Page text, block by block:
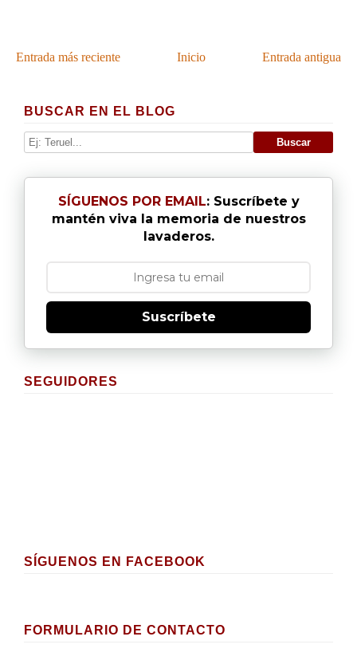
Entrada más reciente Entrada antigua
Inicio
BUSCAR EN EL BLOG
SÍGUENOS POR EMAIL: Suscríbete y
mantén viva la memoria de nuestros
lavaderos.
Suscríbete
SEGUIDORES
SÍGUENOS EN FACEBOOK
FORMULARIO DE CONTACTO